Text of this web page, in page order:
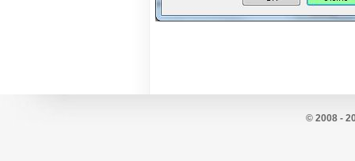
© 2008 -